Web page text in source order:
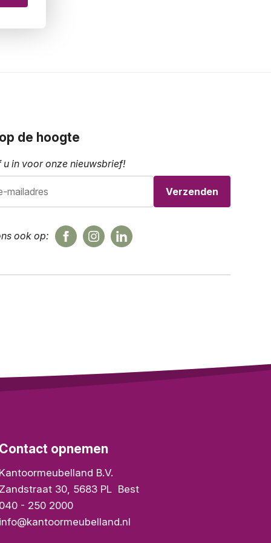
de hoogte
u in voor onze nieuwsbrief!
ook op:
opnemen
B.V.
30, 5683 PL Best
- 250 2000